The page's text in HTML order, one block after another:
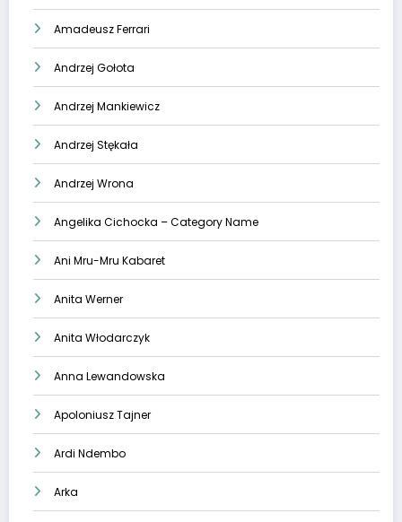
Amadeusz Ferrari
Andrzej Gołota
Andrzej Mankiewicz
Andrzej Stękała
Andrzej Wrona
Angelika Cichocka – Category Name
Ani Mru-Mru Kabaret
Anita Werner
Anita Włodarczyk
Anna Lewandowska
Apoloniusz Tajner
Ardi Ndembo
Arka